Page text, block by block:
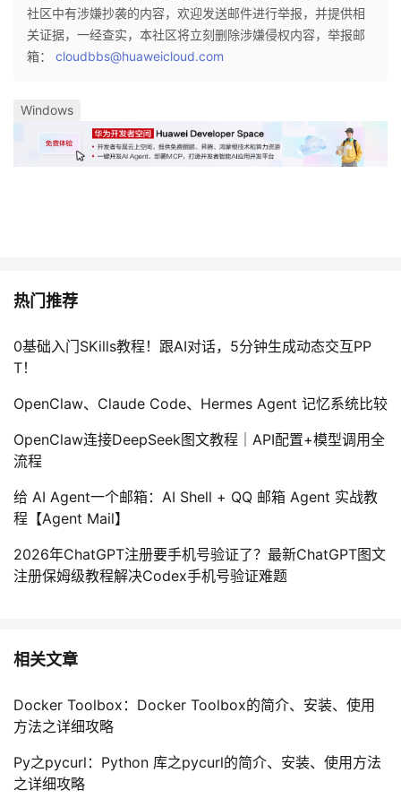
社区中有涉嫌抄袭的内容，欢迎发送邮件进行举报，并提供相
关证据，一经查实，本社区将立刻删除涉嫌侵权内容，举报邮
箱： cloudbbs@huaweicloud.com
Windows
热门推荐
0基础入门SKills教程！跟AI对话，5分钟生成动态交互PP
T！
OpenClaw、Claude Code、Hermes Agent 记忆系统比较
OpenClaw连接DeepSeek图文教程｜API配置+模型调用全
流程
给 AI Agent一个邮箱：AI Shell + QQ 邮箱 Agent 实战教
程【Agent Mail】
2026年ChatGPT注册要手机号验证了？最新ChatGPT图文
注册保姆级教程解决Codex手机号验证难题
相关文章
Docker Toolbox：Docker Toolbox的简介、安装、使用
方法之详细攻略
Py之pycurl：Python 库之pycurl的简介、安装、使用方法
之详细攻略